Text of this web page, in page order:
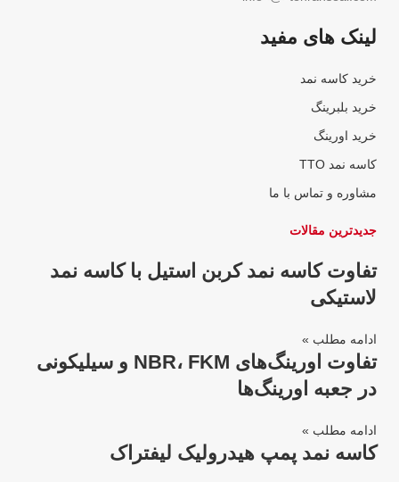
لینک های مفید
خرید کاسه نمد
خرید بلبرینگ
خرید اورینگ
کاسه نمد TTO
مشاوره و تماس با ما
جدیدترین مقالات
تفاوت کاسه نمد کربن استیل با کاسه نمد
لاستیکی
ادامه مطلب »
تفاوت اورینگ‌های NBR، FKM و سیلیکونی
در جعبه اورینگ‌ها
ادامه مطلب »
کاسه نمد پمپ هیدرولیک لیفتراک